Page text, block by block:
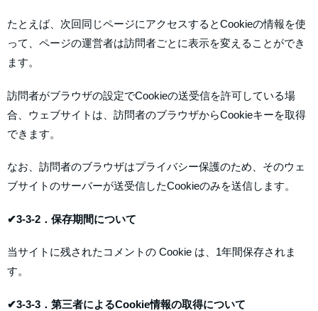
たとえば、次回同じページにアクセスするとCookieの情報を使
って、ページの運営者は訪問者ごとに表示を変えることができ
ます。
訪問者がブラウザの設定でCookieの送受信を許可している場
合、ウェブサイトは、訪問者のブラウザからCookieキーを取得
できます。
なお、訪問者のブラウザはプライバシー保護のため、そのウェ
ブサイトのサーバーが送受信したCookieのみを送信します。
✔3-3-2．保存期間について
当サイトに残されたコメントの Cookie は、1年間保存されま
す。
✔3-3-3．第三者によるCookie情報の取得について